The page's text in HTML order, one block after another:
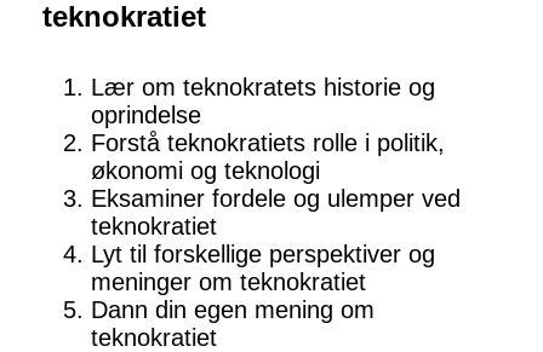
teknokratiet
Lær om teknokratets historie og
oprindelse
Forstå teknokratiets rolle i politik,
økonomi og teknologi
Eksaminer fordele og ulemper ved
teknokratiet
Lyt til forskellige perspektiver og
meninger om teknokratiet
Dann din egen mening om
teknokratiet